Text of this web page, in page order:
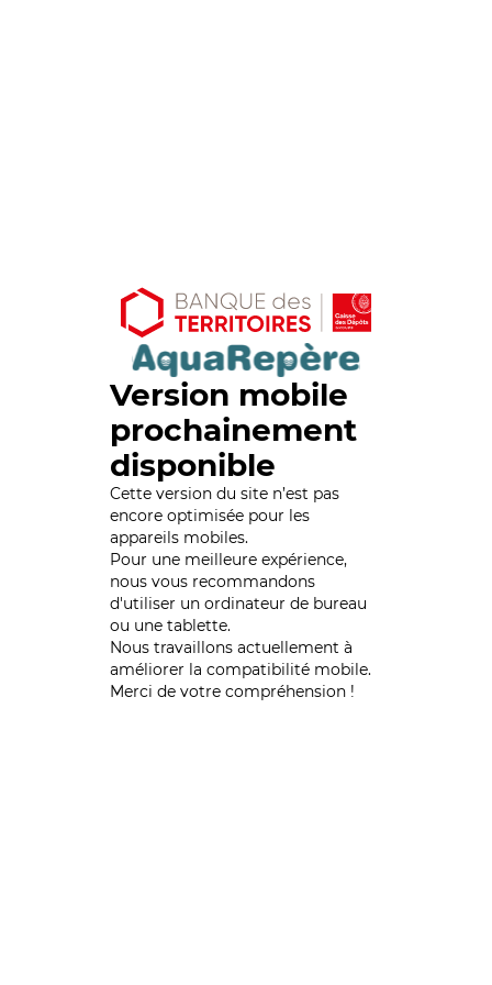
Version mobile
prochainement
disponible
Cette version du site n’est pas
encore optimisée pour les
appareils mobiles.
Pour une meilleure expérience,
nous vous recommandons
d'utiliser un ordinateur de bureau
ou une tablette.
Nous travaillons actuellement à
améliorer la compatibilité mobile.
Merci de votre compréhension !